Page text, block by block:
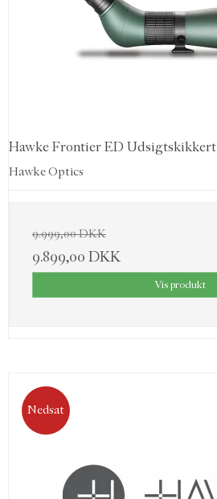
Hawke Frontier ED Udsigtskikkert
Hawke Optics
9.999,00 DKK
9.899,00 DKK
Vis produkt
Nedsat